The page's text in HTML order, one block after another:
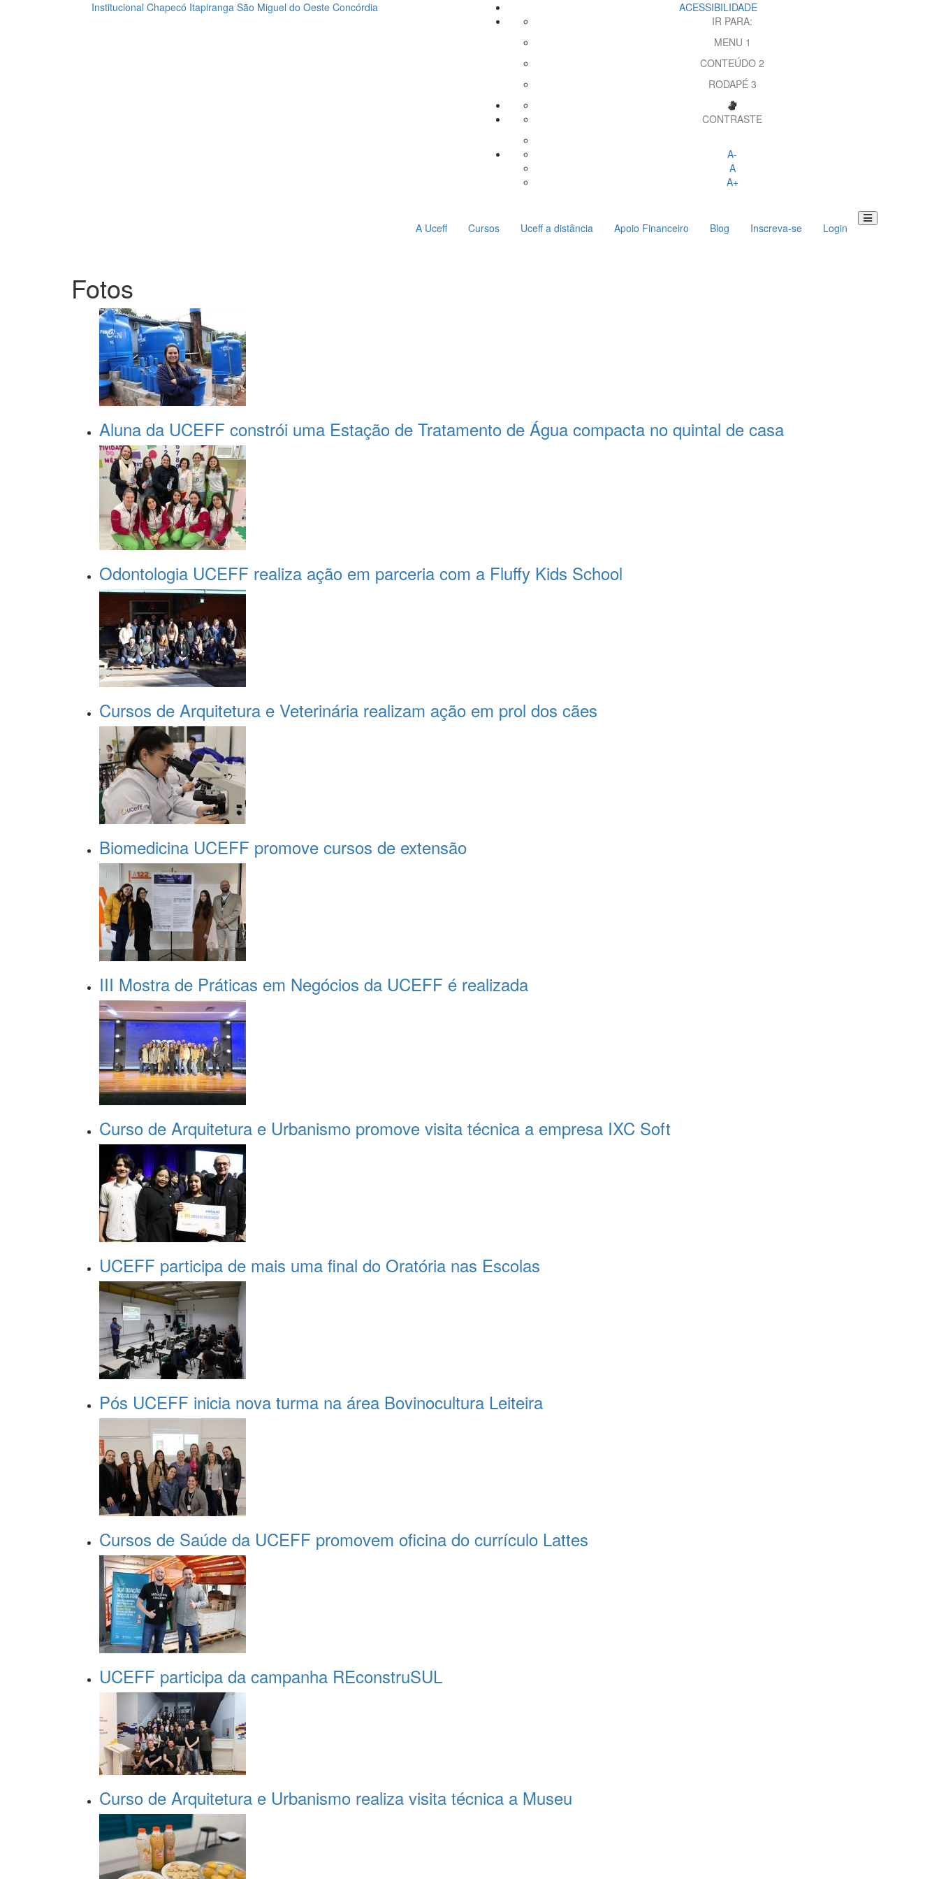
Institucional Chapecó Itapiranga São Miguel do Oeste Concórdia
ACESSIBILIDADE
IR PARA:
MENU 1
CONTEÚDO 2
RODAPÉ 3
CONTRASTE
A-
A
A+
A Uceff
Cursos Uceff a distância Apoio Financeiro Blog Inscreva-se Login
Toggle
Fotos
Aluna da UCEFF constrói uma Estação de Tratamento de Água compacta no quintal de casa
Odontologia UCEFF realiza ação em parceria com a Fluffy Kids School
Cursos de Arquitetura e Veterinária realizam ação em prol dos cães
Biomedicina UCEFF promove cursos de extensão
III Mostra de Práticas em Negócios da UCEFF é realizada
Curso de Arquitetura e Urbanismo promove visita técnica a empresa IXC Soft
UCEFF participa de mais uma final do Oratória nas Escolas
Pós UCEFF inicia nova turma na área Bovinocultura Leiteira
Cursos de Saúde da UCEFF promovem oficina do currículo Lattes
UCEFF participa da campanha REconstruSUL
Curso de Arquitetura e Urbanismo realiza visita técnica a Museu